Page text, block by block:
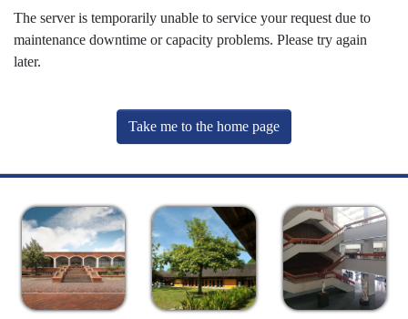
The server is temporarily unable to service your request due to
maintenance downtime or capacity problems. Please try again
later.
Take me to the home page